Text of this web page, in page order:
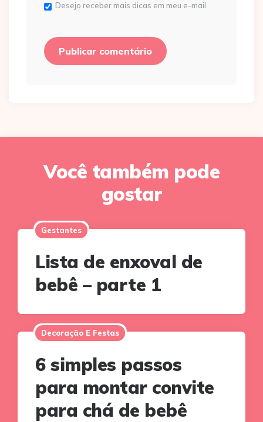
Desejo receber mais dicas em meu e-mail.
Você também pode
gostar
Gestantes
Lista de enxoval de
bebê – parte 1
Decoração E Festas
6 simples passos
para montar convite
para chá de bebê